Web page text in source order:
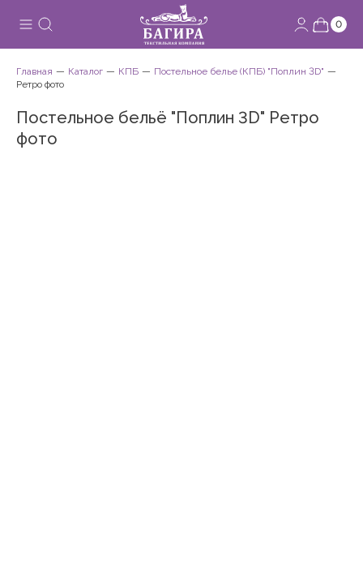
0
Главная Каталог КПБ
Постельное белье (КПБ) "Поплин 3D"
Ретро фото
Постельное бельё "Поплин 3D" Ретро
фото